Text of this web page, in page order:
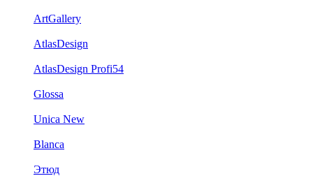
ArtGallery
AtlasDesign
AtlasDesign Profi54
Glossa
Unica New
Blanca
Этюд